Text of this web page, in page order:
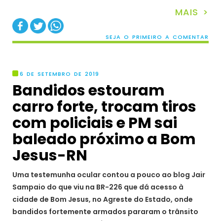
MAIS >
SEJA O PRIMEIRO A COMENTAR
6 DE SETEMBRO DE 2019
Bandidos estouram
carro forte, trocam tiros
com policiais e PM sai
baleado próximo a Bom
Jesus-RN
Uma testemunha ocular contou a pouco ao blog Jair
Sampaio do que viu na BR-226 que dá acesso à
cidade de Bom Jesus, no Agreste do Estado, onde
bandidos fortemente armados pararam o trânsito